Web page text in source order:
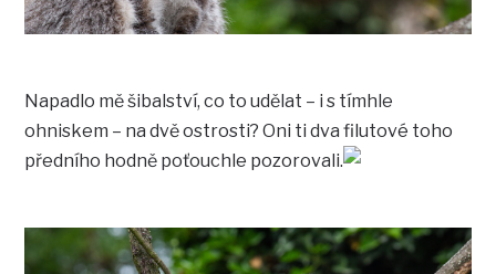
Napadlo mě šibalství, co to udělat – i s tímhle
ohniskem – na dvě ostrosti? Oni ti dva filutové toho
předního hodně poťouchle pozorovali.